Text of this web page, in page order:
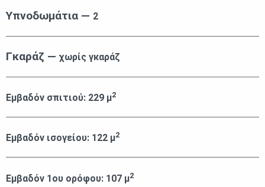
Υπνοδωμάτια — 2
Γκαράζ — χωρίς γκαράζ
Εμβαδόν σπιτιού: 229 μ2
Εμβαδόν ισογείου: 122 μ2
Εμβαδόν 1ου ορόφου: 107 μ2